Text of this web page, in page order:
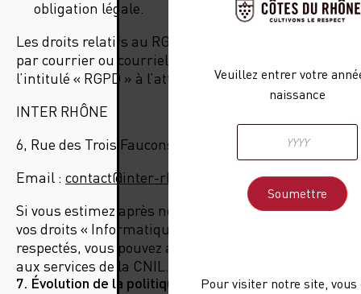
obligation légale.
Les droits relatifs au RGPD peuvent être exercés
par courrier ou courriel auprès avec pour objet
l’intitulé « RGPD » à l’attention de :
INTER RHÔNE
6, Rue des Trois Faucons – 84024 Avignon
Email : contact@inter-rhone.com
Si vous estimez après nous avoir contactés, que
vos droits « Informatique et Libertés » ne sont pas
respectés, vous pouvez adresser une réclamation
aux services de la CNIL.
7. Évolution de la politique de confidentialité
Veuillez entrer votre
naissance
Pour visiter notre site, vous